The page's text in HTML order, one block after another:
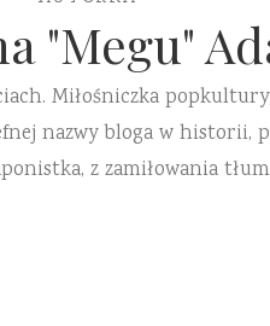
"Megu"
Miłośniczka
nazwy bloga w historii,
z zamiłowania